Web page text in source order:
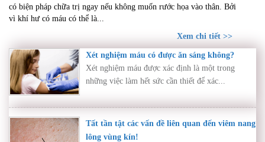
có biện pháp chữa trị ngay nếu không muốn rước họa vào thân. Bởi
vì khí hư có máu có thể là...
Xem chi tiết >>
Xét nghiệm máu có được ăn sáng không?
Xét nghiệm máu được xác định là một trong
những việc làm hết sức cần thiết để xác...
Tất tần tật các vấn đề liên quan đến viêm nang
lông vùng kín!